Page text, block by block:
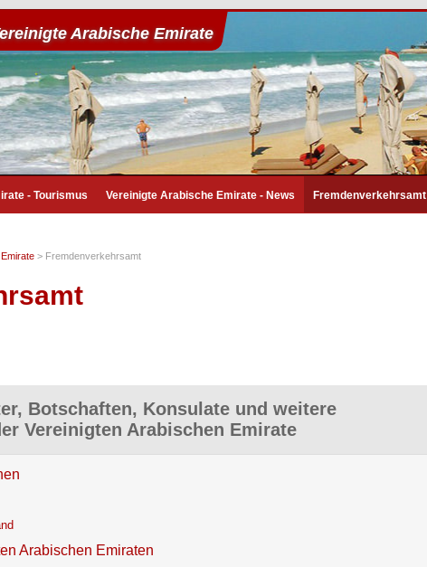
Arabische Emirate
- Tourismus Vereinigte Arabische Emirate - News Fremdenverkehrsamt
> Fremdenverkehrsamt
Botschaften, Konsulate und weitere
Vereinigten Arabischen Emirate
Arabischen Emiraten